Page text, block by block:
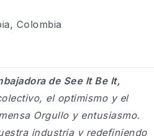
Colombia
de See It Be It,
el optimismo y el
Orgullo y entusiasmo.
industria y redefiniendo